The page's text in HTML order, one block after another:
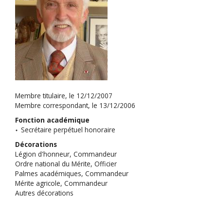
Membre titulaire, le 12/12/2007
Membre correspondant, le 13/12/2006
Fonction académique
Secrétaire perpétuel honoraire
Décorations
Légion d'honneur, Commandeur
Ordre national du Mérite, Officier
Palmes académiques, Commandeur
Mérite agricole, Commandeur
Autres décorations